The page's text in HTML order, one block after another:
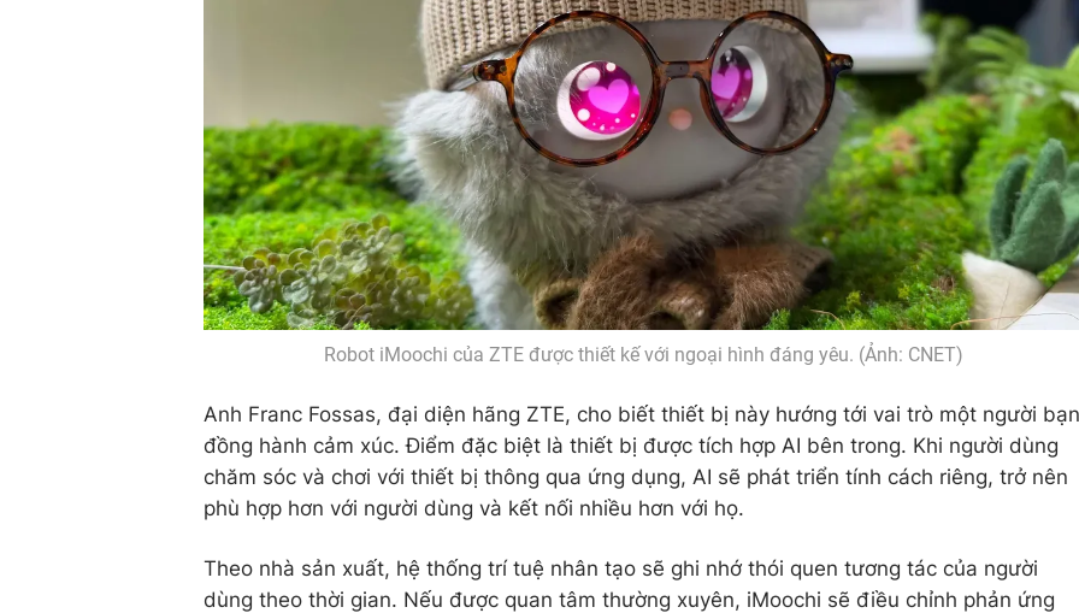
Robot iMoochi của ZTE được thiết kế với ngoại hình đáng yêu. (Ảnh: CNET)
Anh Franc Fossas, đại diện hãng ZTE, cho biết thiết bị này hướng tới vai trò một người bạn
đồng hành cảm xúc. Điểm đặc biệt là thiết bị được tích hợp AI bên trong. Khi người dùng
chăm sóc và chơi với thiết bị thông qua ứng dụng, AI sẽ phát triển tính cách riêng, trở nên
phù hợp hơn với người dùng và kết nối nhiều hơn với họ.
Theo nhà sản xuất, hệ thống trí tuệ nhân tạo sẽ ghi nhớ thói quen tương tác của người
dùng theo thời gian. Nếu được quan tâm thường xuyên, iMoochi sẽ điều chỉnh phản ứng